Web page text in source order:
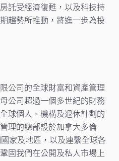
託受經濟復甦，以及科技持
趨勢所推動，將進一步為投
公司的全球財富和資產管理
公司超過一個多世紀的財務
球個人、機構及退休計劃的
理的總部設於加拿大多倫
家及地區，以及連繫全球各
固我們在公開及私人市場上